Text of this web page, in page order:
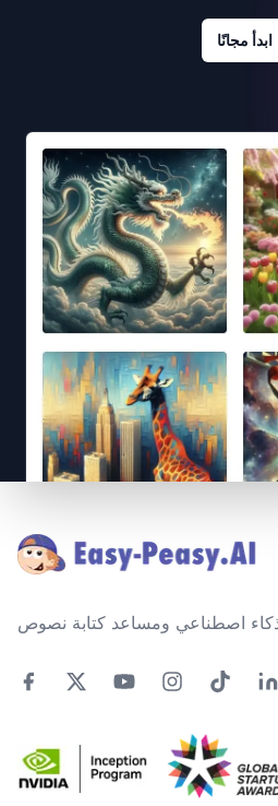
ابدأ مجانًا
اصطناعي ومساعد كتابة نصوص